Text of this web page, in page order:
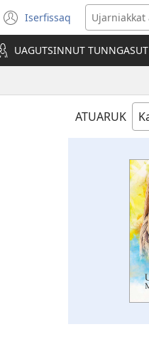
Iserfissaq
(opens
new
window)
UAGUTSINNUT TUNNGASUT
ATUARUK